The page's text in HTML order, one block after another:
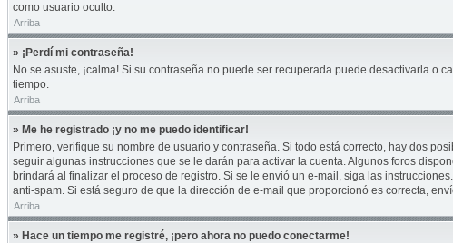
como usuario oculto.
Arriba
» ¡Perdí mi contraseña!
No se asuste, ¡calma! Si su contraseña no puede ser recuperada puede desactivarla o
tiempo.
Arriba
» Me he registrado ¡y no me puedo identificar!
Primero, verifique su nombre de usuario y contraseña. Si todo está correcto, hay dos
seguir algunas instrucciones que se le darán para activar la cuenta. Algunos foros
brindará al finalizar el proceso de registro. Si se le envió un e-mail, siga las
anti-spam. Si está seguro de que la dirección de e-mail que proporcionó es correcta,
Arriba
» Hace un tiempo me registré, ¡pero ahora no puedo conectarme!